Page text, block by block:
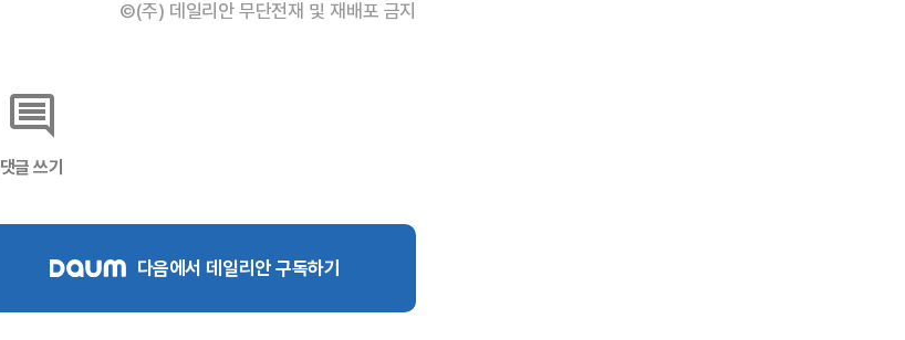
©(주) 데일리안 무단전재 및 재배포 금지
댓글 쓰기
다음에서 데일리안 구독하기